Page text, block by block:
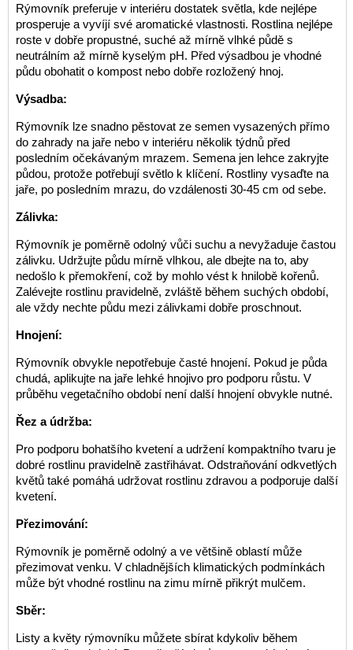
Rýmovník preferuje v interiéru dostatek světla, kde nejlépe
prosperuje a vyvíjí své aromatické vlastnosti. Rostlina nejlépe
roste v dobře propustné, suché až mírně vlhké půdě s
neutrálním až mírně kyselým pH. Před výsadbou je vhodné
půdu obohatit o kompost nebo dobře rozložený hnoj.
Výsadba:
Rýmovník lze snadno pěstovat ze semen vysazených přímo
do zahrady na jaře nebo v interiéru několik týdnů před
posledním očekávaným mrazem. Semena jen lehce zakryjte
půdou, protože potřebují světlo k klíčení. Rostliny vysaďte na
jaře, po posledním mrazu, do vzdálenosti 30-45 cm od sebe.
Zálivka:
Rýmovník je poměrně odolný vůči suchu a nevyžaduje častou
zálivku. Udržujte půdu mírně vlhkou, ale dbejte na to, aby
nedošlo k přemokření, což by mohlo vést k hnilobě kořenů.
Zalévejte rostlinu pravidelně, zvláště během suchých období,
ale vždy nechte půdu mezi zálivkami dobře proschnout.
Hnojení:
Rýmovník obvykle nepotřebuje časté hnojení. Pokud je půda
chudá, aplikujte na jaře lehké hnojivo pro podporu růstu. V
průběhu vegetačního období není další hnojení obvykle nutné.
Řez a údržba:
Pro podporu bohatšího kvetení a udržení kompaktního tvaru je
dobré rostlinu pravidelně zastřihávat. Odstraňování odkvetlých
květů také pomáhá udržovat rostlinu zdravou a podporuje další
kvetení.
Přezimování:
Rýmovník je poměrně odolný a ve většině oblastí může
přezimovat venku. V chladnějších klimatických podmínkách
může být vhodné rostlinu na zimu mírně přikrýt mulčem.
Sběr:
Listy a květy rýmovníku můžete sbírat kdykoliv během